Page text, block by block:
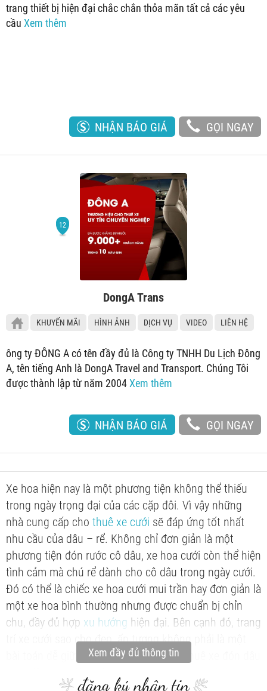
trang thiết bị hiện đại chắc chắn thỏa mãn tất cả các yêu
cầu Xem thêm
NHẬN BÁO GIÁ GỌI NGAY
DongA Trans
KHUYẾN MÃI HÌNH ẢNH DỊCH VỤ VIDEO LIÊN HỆ
ông ty ĐÔNG A có tên đầy đủ là Công ty TNHH Du Lịch Đông
A, tên tiếng Anh là DongA Travel and Transport. Chúng Tôi
được thành lập từ năm 2004Xem thêm
NHẬN BÁO GIÁ GỌI NGAY
Xe hoa hiện nay là một phương tiện không thể thiếu
trong ngày trọng đại của các cặp đôi. Vì vậy những
nhà cung cấp cho thuê xe cưới sẽ đáp ứng tốt nhất
nhu cầu của dâu – rể. Không chỉ đơn giản là một
phương tiện đón rước cô dâu, xe hoa cưới còn thể hiện
tình cảm mà chú rể dành cho cô dâu trong ngày cưới.
Đó có thể là chiếc xe hoa cưới mui trần hay đơn giản là
một xe hoa bình thường nhưng được chuẩn bị chỉn
chu, đầy đủ hợp xu hướng hiện đại. Bên cạnh đó, trang
trí xe cưới sao cho đẹp, ấn tượng không phải là một
bài toán dễ giữa rất nhiều sự lựa chọn thuê xe đón dâu
Xem đầy đủ thông tin
đăng ký nhận tin